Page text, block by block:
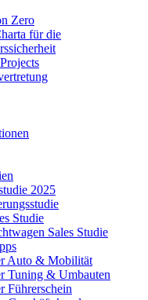
Zero
für die
2025
Studie
Sales Studie
Auto & Mobilität
Tuning & Umbauten
Führerschein